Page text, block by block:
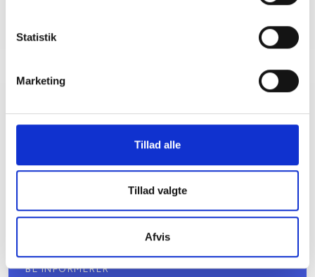
Statistik
Marketing
Tillad alle
Tillad valgte
Afvis
Relateret indhold Viden
Nye krav om fjernaflæste målere – alle
ejendomme skal være klar senest 1. januar
08. juni 2026
BL INFORMERER